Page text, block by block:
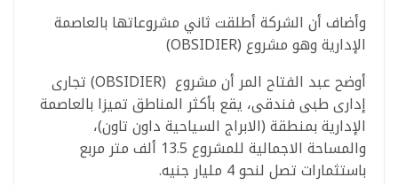
وأضاف أن الشركة أطلقت ثاني مشروعاتها بالعاصمة
الإدارية وهو مشروع (OBSIDIER)
أوضح عبد الفتاح المر أن مشروع (OBSIDIER) تجارى
إدارى طبى فندقى، يقع بأكثر المناطق تميزا بالعاصمة
الإدارية بمنطقة (الابراج السياحية داون تاون)،
والمساحة الاجمالية للمشروع 13.5 ألف متر مربع
باستثمارات تصل لنحو 4 مليار جنيه.